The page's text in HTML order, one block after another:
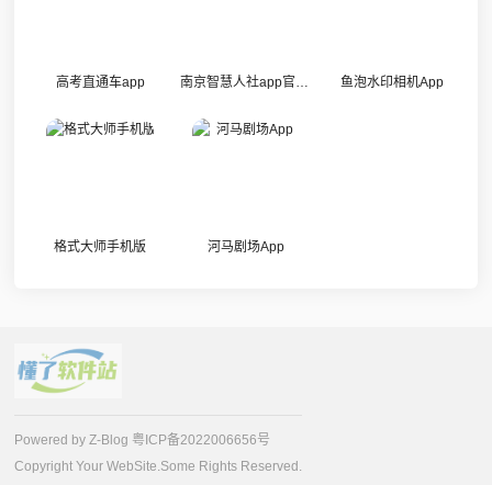
高考直通车app 鱼泡水印相机App
格式大师手机版 河马剧场App
Powered by Z-Blog 粤ICP备2022006656号
Copyright Your WebSite.Some Rights Reserved.